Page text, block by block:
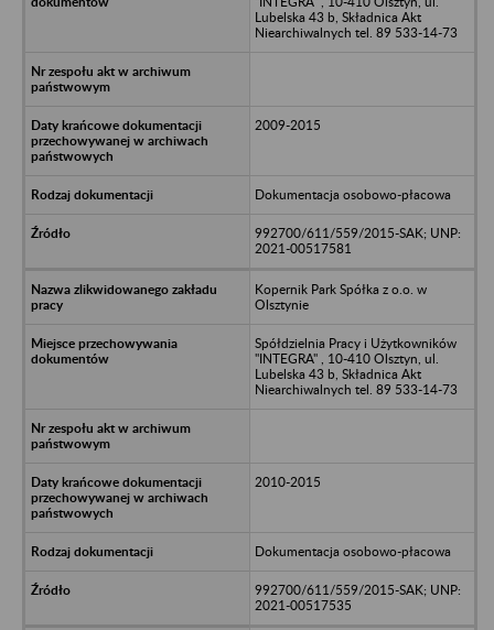
Lubelska 43 b, Składnica Akt
Niearchiwalnych tel. 89 533-14-73
2009-2015
Dokumentacja osobowo-płacowa
992700/611/559/2015-SAK; UNP:
2021-00517581
Kopernik Park Spółka z o.o. w
Olsztynie
Spółdzielnia Pracy i Użytkowników
"INTEGRA" , 10-410 Olsztyn, ul.
Lubelska 43 b, Składnica Akt
Niearchiwalnych tel. 89 533-14-73
2010-2015
Dokumentacja osobowo-płacowa
992700/611/559/2015-SAK; UNP:
2021-00517535